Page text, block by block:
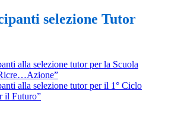
selezione Tutor
alla selezione tutor per la Scuola
alla selezione tutor per il 1° Ciclo
il Futuro”